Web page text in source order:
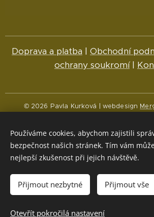
Vyprodáno
Doprava a platba | Obchodní
ochrany soukromí|
© 2026 Pavla Kurková | webdesign
Čeština
English
Měna
CZK Kč
NOK kr EUR
Používáme cookies, abychom zajistili
bezpečnost našich stránek. Tím vám
nejlepší zkušenost při jejich návštěvě.
Přijmout nezbytné Přijmout vše
Otevřít pokročilá nastavení